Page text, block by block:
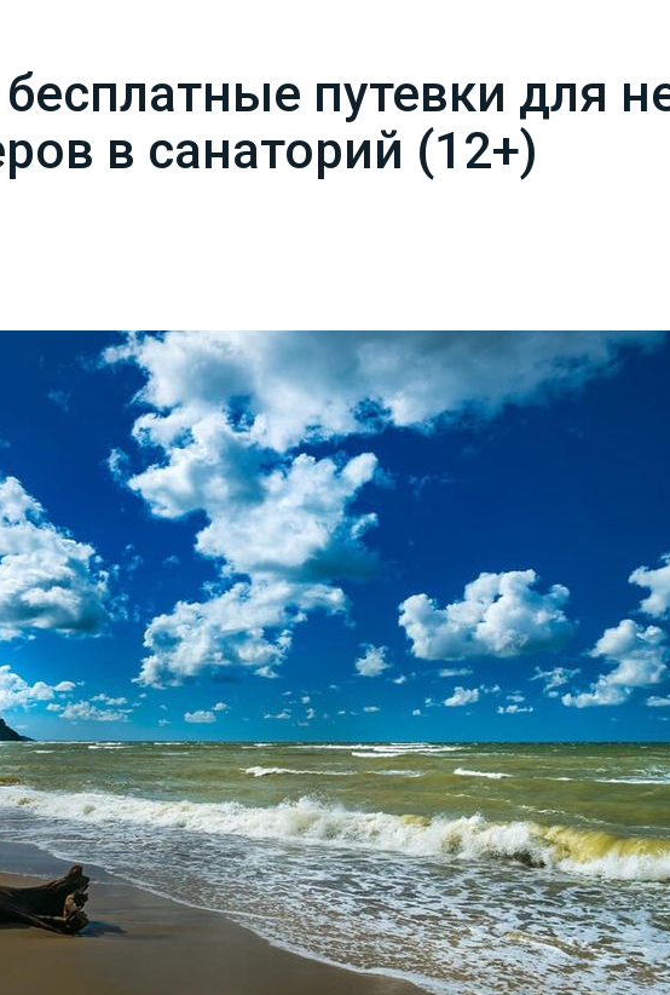
путевки для
в санаторий (12+)